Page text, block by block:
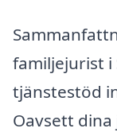
familjejurist i
tjänstestöd
Oavsett